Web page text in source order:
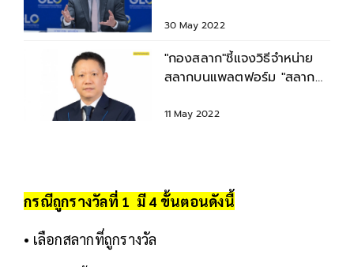
30 May 2022
"กองสลาก"ชี้แจงวิธีจำหน่าย
สลากบนแพลตฟอร์ม "สลาก
11 May 2022
กรณีถูกรางวัลที่ 1 มี 4 ขั้นตอนดังนี้
• เลือกสลากที่ถูกรางวัล